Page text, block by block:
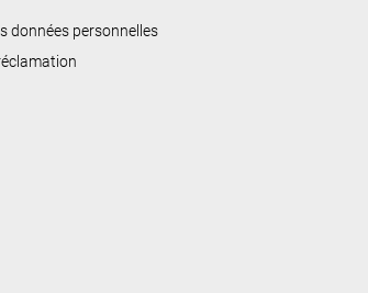
données personnelles